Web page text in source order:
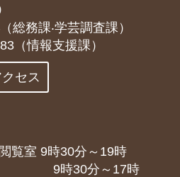
総務課‧学芸調査課）
情報支援課）
セス
覧室 9時30分～19時
9時30分～17時